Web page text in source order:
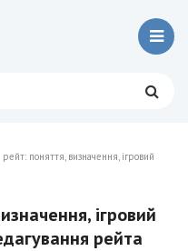
поняття, визначення, ігровий
ігровий
рейта